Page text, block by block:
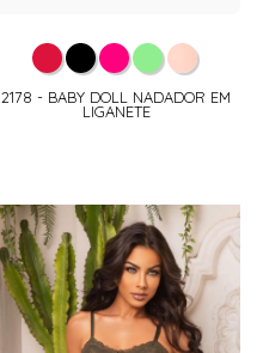
2178 - BABY DOLL NADADOR EM
LIGANETE